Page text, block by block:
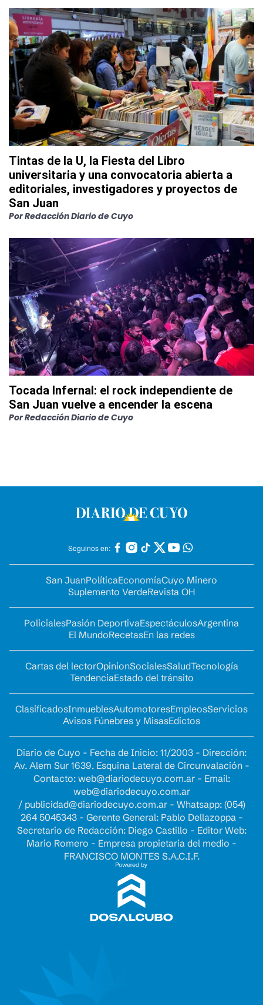
Tintas de la U, la Fiesta del Libro
universitaria y una convocatoria abierta a
editoriales, investigadores y proyectos de
San Juan
PorRedacción Diario de Cuyo
Tocada Infernal: el rock independiente de
San Juan vuelve a encender la escena
PorRedacción Diario de Cuyo
Seguinos en:
San JuanPolíticaEconomíaCuyo Minero
Suplemento VerdeRevista OH
PolicialesPasión DeportivaEspectáculosArgentina
El MundoRecetasEn las redes
Cartas del lectorOpinionSocialesSaludTecnología
TendenciaEstado del tránsito
ClasificadosInmueblesAutomotoresEmpleosServicios
Avisos Fúnebres y MisasEdictos
Diario de Cuyo - Fecha de Inicio: 11/2003 - Dirección:
Av. Alem Sur 1639. Esquina Lateral de Circunvalación -
Contacto: web@diariodecuyo.com.ar- Email:
web@diariodecuyo.com.ar
/ publicidad@diariodecuyo.com.ar- Whatsapp: (054)
264 5045343 - Gerente General: Pablo Dellazoppa -
Secretario de Redacción: Diego Castillo - Editor Web:
Mario Romero - Empresa propietaria del medio -
FRANCISCO MONTES S.A.C.I.F.